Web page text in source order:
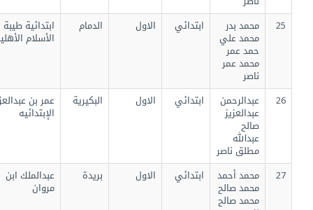
محمد بدر
محمد علي
حمد عمر
محمد عمر
ابتدائي الاول الدمام ابتدائية طيبة
الأسلام الأهلية
عبدالرحمن
عبدالعزيز
صالح
عبدالله
مطلق ناصر
ابتدائي الاول البكيرية عمر بن عبدالعزيز
الإبتدائيه
محمد أحمد
محمد صالح
محمد صالح
ابتدائي الاول بريدة عبدالملك ابن
مروان